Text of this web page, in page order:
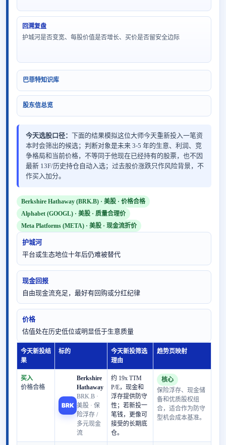
回溯复盘
护城河是否变宽、每股价值是否增长、买价是否留安全边际
巴菲特知识库
股东信总览
今天选股口径： 下面的结果模拟这位大师今天重新投入一笔资
本时会筛出的候选；判断对象是未来 3-5 年的生意、利润、竞
争格局和当前价格，不等同于他现在已经持有的股票，也不因
最新 13F/历史持仓自动入选；过去股价涨跌只作风险背景，不
作买入加分。
Berkshire Hathaway (BRK.B) · 美股 · 价格合格
Alphabet (GOOGL) · 美股 · 质量合理价
Meta Platforms (META) · 美股 · 现金流折价
护城河
平台或生态地位十年后仍难被替代
现金回报
自由现金流充足，最好有回购或分红纪律
价格
估值处在历史低位或明显低于生意质量
今天新投结
果
标的
今天新投筛选
理由
趋势页映射
买入
价格合格
BRK
Berkshire
Hathaway
BRK.B ·
美股 · 保
险浮存 /
多元现金
流
约 19x TTM
P/E，现金和
浮存提供防守
性；若新投一
笔钱，更像可
接受的长期底
仓。
核心
保险浮存、现金储
备和优质股权组
合，适合作为防守
型机会成本基准。